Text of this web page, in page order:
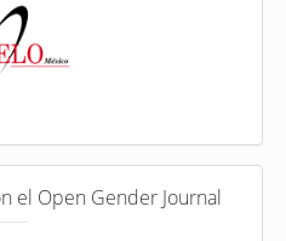
el Open Gender Journal